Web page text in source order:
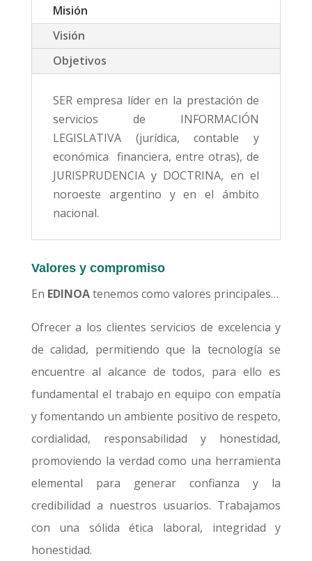
Misión
Visión
Objetivos
SER empresa líder en la prestación de
servicios de INFORMACIÓN
LEGISLATIVA (jurídica, contable y
económica financiera, entre otras), de
JURISPRUDENCIA y DOCTRINA, en el
noroeste argentino y en el ámbito
nacional.
Valores y compromiso
En EDINOAtenemos como valores principales…
Ofrecer a los clientes servicios de excelencia y
de calidad, permitiendo que la tecnología se
encuentre al alcance de todos, para ello es
fundamental el trabajo en equipo con empatía
y fomentando un ambiente positivo de respeto,
cordialidad, responsabilidad y honestidad,
promoviendo la verdad como una herramienta
elemental para generar confianza y la
credibilidad a nuestros usuarios. Trabajamos
con una sólida ética laboral, integridad y
honestidad.